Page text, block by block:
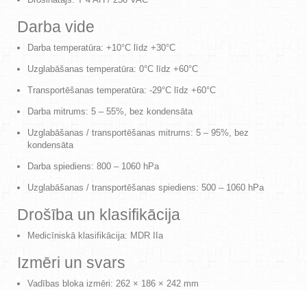
Darba vide
Darba temperatūra: +10°C līdz +30°C
Uzglabāšanas temperatūra: 0°C līdz +60°C
Transportēšanas temperatūra: -29°C līdz +60°C
Darba mitrums: 5 – 55%, bez kondensāta
Uzglabāšanas / transportēšanas mitrums: 5 – 95%, bez
kondensāta
Darba spiediens: 800 – 1060 hPa
Uzglabāšanas / transportēšanas spiediens: 500 – 1060 hPa
Drošība un klasifikācija
Medicīniskā klasifikācija: MDR IIa
Izmēri un svars
Vadības bloka izmēri: 262 × 186 × 242 mm